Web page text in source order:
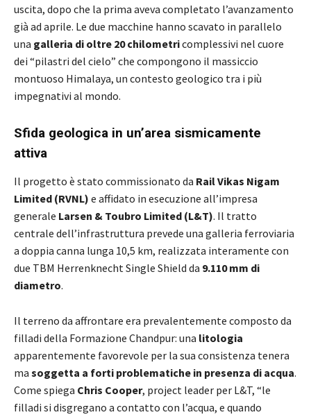
uscita, dopo che la prima aveva completato l’avanzamento
già ad aprile. Le due macchine hanno scavato in parallelo
una galleria di oltre 20 chilometricomplessivi nel cuore
dei “pilastri del cielo” che compongono il massiccio
montuoso Himalaya, un contesto geologico tra i più
impegnativi al mondo.
Sfida geologica in un’area sismicamente
attiva
Il progetto è stato commissionato da Rail Vikas Nigam
Limited (RVNL) e affidato in esecuzione all’impresa
generale Larsen & Toubro Limited (L&T). Il tratto
centrale dell’infrastruttura prevede una galleria ferroviaria
a doppia canna lunga 10,5 km, realizzata interamente con
due TBM Herrenknecht Single Shield da 9.110 mm di
diametro.
Il terreno da affrontare era prevalentemente composto da
filladi della Formazione Chandpur: una litologia
apparentemente favorevole per la sua consistenza tenera
ma soggetta a forti problematiche in presenza di acqua.
Come spiega Chris Cooper, project leader per L&T, “le
filladi si disgregano a contatto con l’acqua, e quando